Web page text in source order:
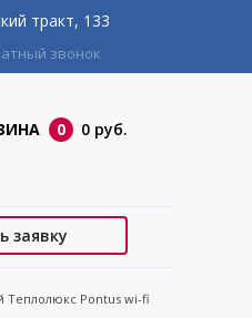
тракт, 133
звонок
0 0 руб.
заявку
Теплолюкс Pontus wi-fi